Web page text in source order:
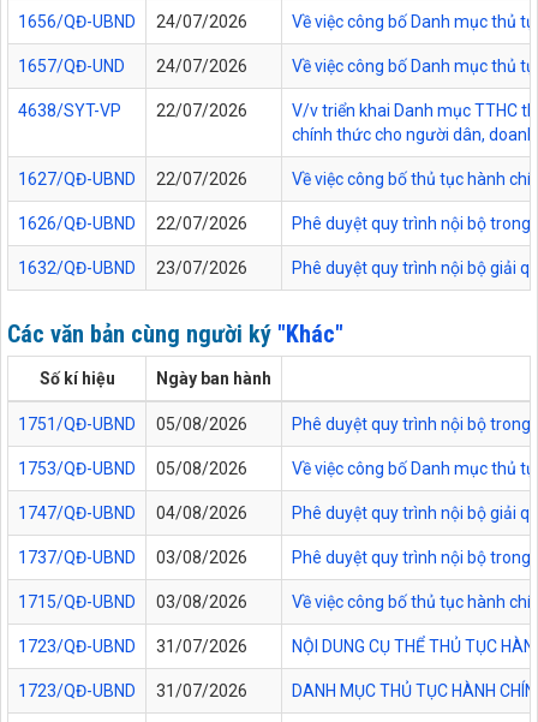
1656/QĐ-UBND 24/07/2026 Về việc công bố Danh mục thủ
1657/QĐ-UND 24/07/2026 Về việc công bố Danh mục thủ
4638/SYT-VP 22/07/2026
V/v triển khai Danh mục TTHC
chính thức cho người dân,
1627/QĐ-UBND 22/07/2026 Về việc công bố thủ tục hành
1626/QĐ-UBND 22/07/2026 Phê duyệt quy trình nội bộ trong
1632/QĐ-UBND 23/07/2026 Phê duyệt quy trình nội bộ giải
Các văn bản cùng người ký "Khác"
Số kí hiệu Ngày ban hành
1751/QĐ-UBND 05/08/2026 Phê duyệt quy trình nội bộ
1753/QĐ-UBND 05/08/2026 Về việc công bố Danh mục thủ
1747/QĐ-UBND 04/08/2026 Phê duyệt quy trình nội bộ giải
1737/QĐ-UBND 03/08/2026 Phê duyệt quy trình nội bộ
1715/QĐ-UBND 03/08/2026 Về việc công bố thủ tục hành
1723/QĐ-UBND 31/07/2026 NỘI DUNG CỤ THỂ THỦ TỤC
1723/QĐ-UBND 31/07/2026 DANH MỤC THỦ TỤC HÀNH